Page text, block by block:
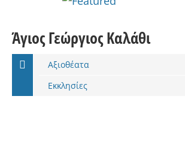
Άγιος Γεώργιος Καλάθι
Αξιοθέατα
Εκκλησίες